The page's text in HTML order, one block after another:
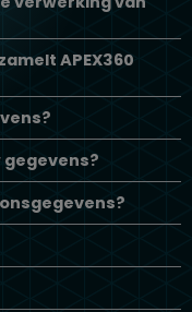
APEX360
gegevens?